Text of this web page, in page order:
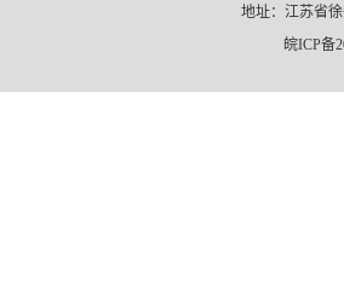
地址：江苏省
皖ICP备